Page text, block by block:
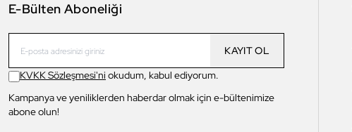
E-Bülten Aboneliği
KAYIT OL
KVKK Sözleşmesi'ni okudum, kabul ediyorum.
Kampanya ve yeniliklerden haberdar olmak için e-bültenimize
abone olun!